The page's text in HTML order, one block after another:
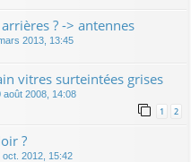
? -> antennes
2013, 13:45
vitres surteintées grises
août 2008, 14:08
1 2
?
oct. 2012, 15:42